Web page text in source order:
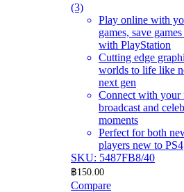
(3)
Play online with
games, save
with PlayStation
Cutting edge
worlds to life like
next gen
Connect with your
broadcast and
moments
Perfect for both
players new to PS4
SKU: 5487FB8/40
฿150.00
Compare